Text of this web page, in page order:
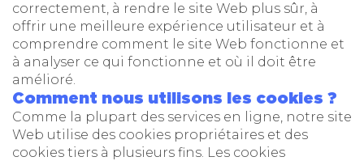
correctement, à rendre le site Web plus sûr, à
offrir une meilleure expérience utilisateur et à
comprendre comment le site Web fonctionne et
à analyser ce qui fonctionne et où il doit être
amélioré.
Comment nous utilisons les cookies ?
Comme la plupart des services en ligne, notre site
Web utilise des cookies propriétaires et des
cookies tiers à plusieurs fins. Les cookies